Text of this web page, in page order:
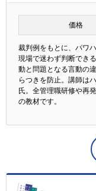
価格
裁判例をもとに、パワ
現場で迷わず判断でき
動と問題となる言動の
らつきを防止。講師は
氏。全管理職研修や再
の教材です。